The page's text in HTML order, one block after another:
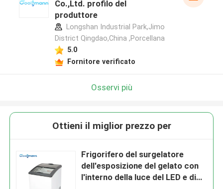
Co.,Ltd. profilo del
produttore
Longshan Industrial Park,Jimo
District Qingdao,China ,Porcellana
5.0
Fornitore verificato
Osservi più
Ottieni il miglior prezzo per
Frigorifero del surgelatore
dell'esposizione del gelato con
l'interno della luce del LED e di